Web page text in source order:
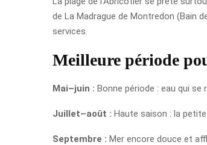
de La Madrague de Montredon (Bain
services.
Meilleure période
Mai–juin : Bonne période : eau qui
Juillet–août : Haute saison : la
Septembre : Mer encore douce et